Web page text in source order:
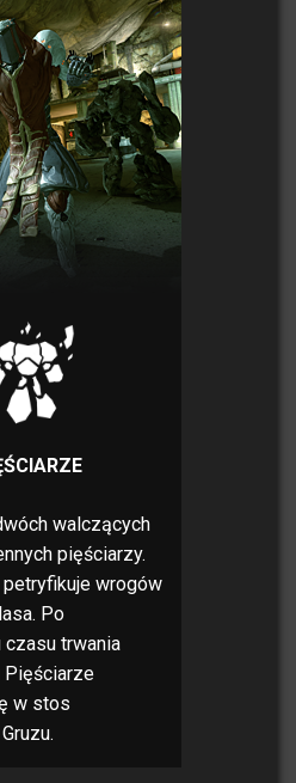
walczących
pięściarzy.
petryfikuje wrogów
Po
trwania
Pięściarze
w stos